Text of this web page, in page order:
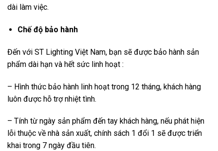
dài làm việc.
Chế độ bảo hành
Đến với ST Lighting Việt Nam, bạn sẽ được bảo hành sản
phẩm dài hạn và hết sức linh hoạt :
– Hình thức bảo hành linh hoạt trong 12 tháng, khách hàng
luôn được hỗ trợ nhiệt tình.
– Tính từ ngày sản phẩm đến tay khách hàng, nếu phát hiện
lỗi thuộc về nhà sản xuất, chính sách 1 đổi 1 sẽ được triển
khai trong 7 ngày đầu tiên.